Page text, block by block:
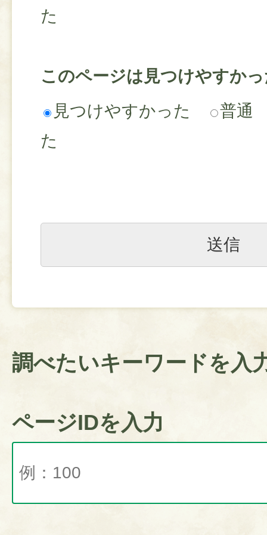
た
このページは見つけやすか
見つけやすかった
普通
た
調べたいキーワードを入
ページIDを入力